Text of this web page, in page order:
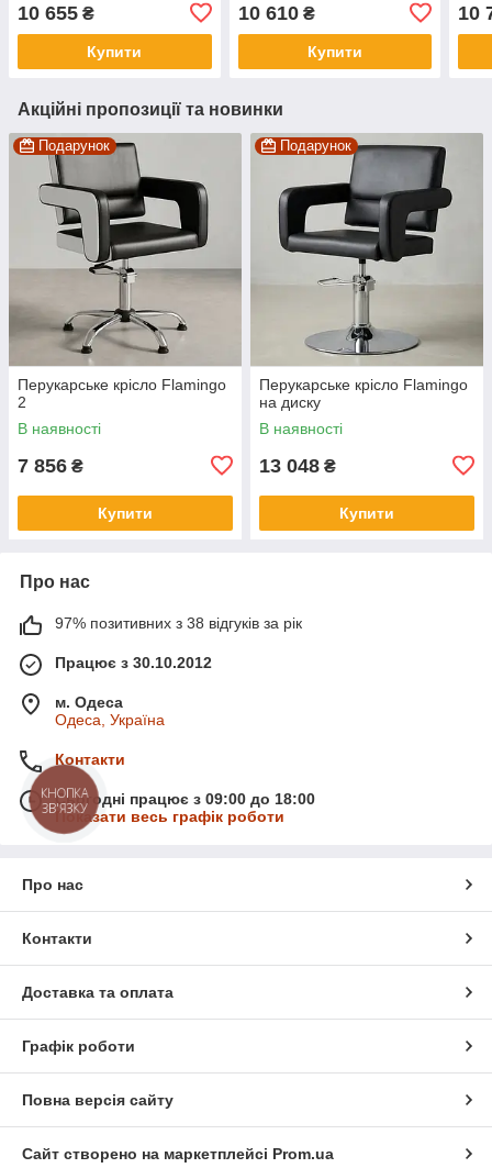
10 655 ₴
Купити
10 610₴
Купити
10
Акційні пропозиції та новинки
Подарунок
Перукарське крісло Flamingo
2
В наявності
7 856 ₴
Купити
Подарунок
Перукарське крісло Flamingo
на диску
В наявності
13 048 ₴
Купити
Про нас
97% позитивних з 38 відгуків за рік
Працює з 30.10.2012
м. Одеса
Одеса, Україна
Контакти
Сьогодні працює з 09:00 до 18:00
Показати весь графік роботи
Про нас
Контакти
Доставка та оплата
Графік роботи
Повна версія сайту
Сайт створено на маркетплейсі Prom.ua
КНОПКА
ЗВ'ЯЗКУ